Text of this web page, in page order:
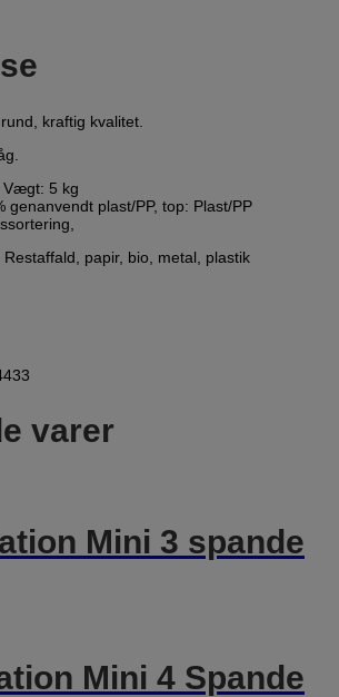
kraftig kvalitet.
Vægt: 5 kg
genanvendt plast/PP, top: Plast/PP
papir, bio, metal, plastik
varer
Mini 3 spande
Mini 4 Spande